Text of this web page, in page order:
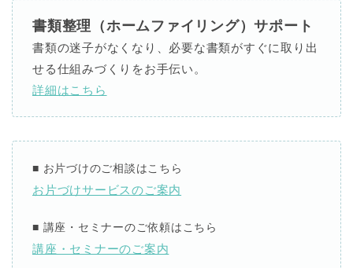
書類整理（ホームファイリング）サポート
書類の迷子がなくなり、必要な書類がすぐに取り出
せる仕組みづくりをお手伝い。
詳細はこちら
■ お片づけのご相談はこちら
お片づけサービスのご案内
■ 講座・セミナーのご依頼はこちら
講座・セミナーのご案内